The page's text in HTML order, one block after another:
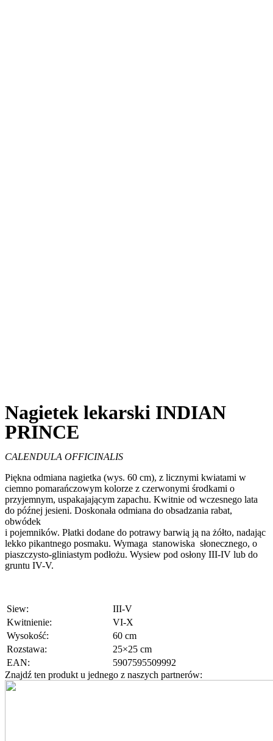
Nagietek lekarski INDIAN
PRINCE
CALENDULA OFFICINALIS
Piękna odmiana nagietka (wys. 60 cm), z licznymi kwiatami w
ciemno pomarańczowym kolorze z czerwonymi środkami o
przyjemnym, uspakajającym zapachu. Kwitnie od wczesnego lata
do późnej jesieni. Doskonała odmiana do obsadzania rabat,
obwódek
i pojemników. Płatki dodane do potrawy barwią ją na żółto, nadając
lekko pikantnego posmaku. Wymaga stanowiska słonecznego, o
piaszczysto-gliniastym podłożu. Wysiew pod osłony III-IV lub do
gruntu IV-V.
Siew:
III-V
Kwitnienie:
VI-X
Wysokość:
60 cm
Rozstawa:
25×25 cm
EAN:
5907595509992
Znajdź ten produkt u jednego z naszych partnerów: